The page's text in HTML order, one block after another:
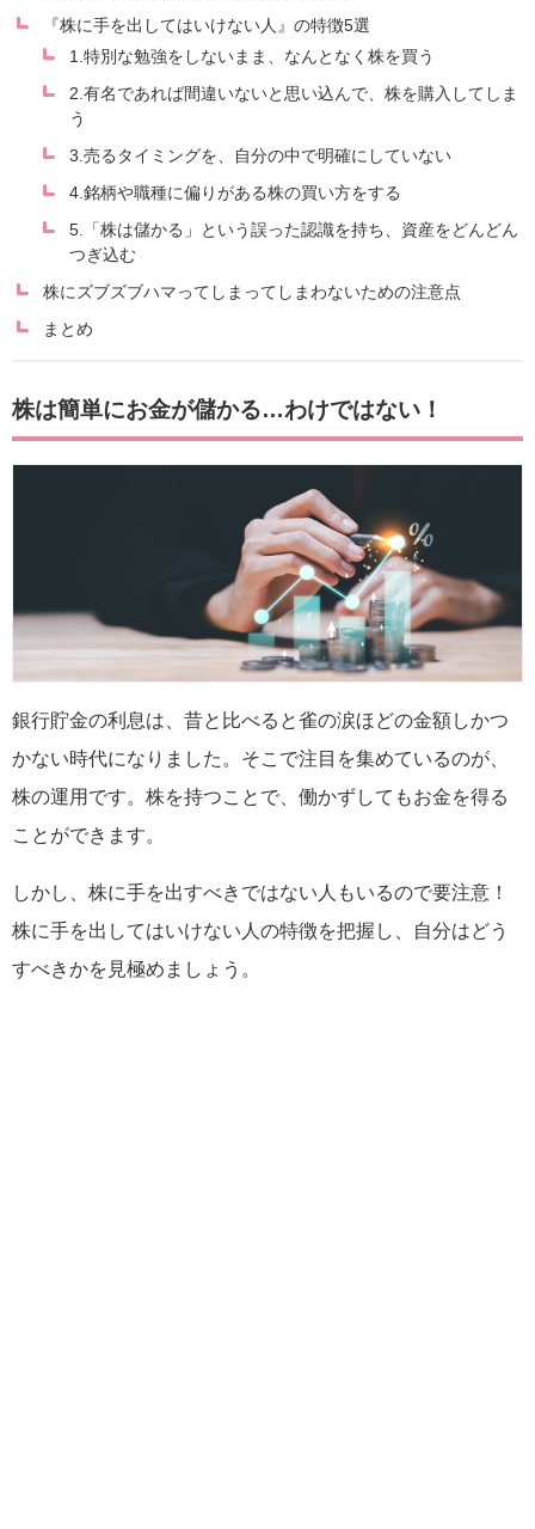
『株に手を出してはいけない人』の特徴5選
1.特別な勉強をしないまま、なんとなく株を買う
2.有名であれば間違いないと思い込んで、株を購入してしま
う
3.売るタイミングを、自分の中で明確にしていない
4.銘柄や職種に偏りがある株の買い方をする
5.「株は儲かる」という誤った認識を持ち、資産をどんどん
つぎ込む
株にズブズブハマってしまってしまわないための注意点
まとめ
株は簡単にお金が儲かる…わけではない！
銀行貯金の利息は、昔と比べると雀の涙ほどの金額しかつ
かない時代になりました。そこで注目を集めているのが、
株の運用です。株を持つことで、働かずしてもお金を得る
ことができます。
しかし、株に手を出すべきではない人もいるので要注意！
株に手を出してはいけない人の特徴を把握し、自分はどう
すべきかを見極めましょう。